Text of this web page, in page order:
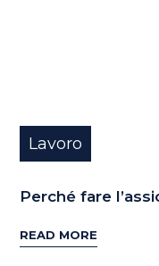
Lavoro
Perché fare
READ MORE